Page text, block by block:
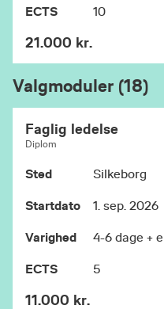
ECTS 10
21.000 kr.
Valgmoduler (18)
Faglig ledelse
Diplom
Sted Silkeborg
Startdato 1. sep. 2026
Varighed 4-6 dage +
ECTS 5
11.000 kr.